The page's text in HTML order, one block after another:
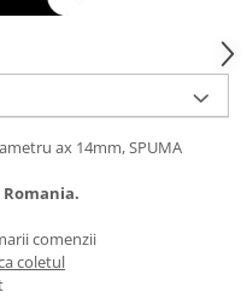
ax 14mm, SPUMA
Romania.
comenzii
coletul